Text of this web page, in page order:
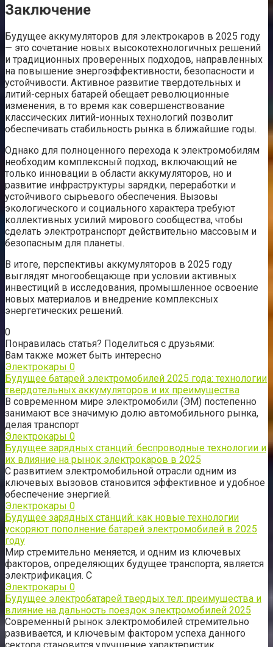
Заключение
Будущее аккумуляторов для электрокаров в 2025 году
— это сочетание новых высокотехнологичных решений
и традиционных проверенных подходов, направленных
на повышение энергоэффективности, безопасности и
устойчивости. Активное развитие твердотельных и
литий-серных батарей обещает революционные
изменения, в то время как совершенствование
классических литий-ионных технологий позволит
обеспечивать стабильность рынка в ближайшие годы.
Однако для полноценного перехода к электромобилям
необходим комплексный подход, включающий не
только инновации в области аккумуляторов, но и
развитие инфраструктуры зарядки, переработки и
устойчивого сырьевого обеспечения. Вызовы
экологического и социального характера требуют
коллективных усилий мирового сообщества, чтобы
сделать электротранспорт действительно массовым и
безопасным для планеты.
В итоге, перспективы аккумуляторов в 2025 году
выглядят многообещающе при условии активных
инвестиций в исследования, промышленное освоение
новых материалов и внедрение комплексных
энергетических решений.
0
Понравилась статья? Поделиться с друзьями:
Вам также может быть интересно
Электрокары 0
Будущее батарей электромобилей 2025 года: технологии
твердотельных аккумуляторов и их преимущества
В современном мире электромобили (ЭМ) постепенно
занимают все значимую долю автомобильного рынка,
делая транспорт
Электрокары 0
Будущее зарядных станций: беспроводные технологии и
их влияние на рынок электрокаров в 2025
С развитием электромобильной отрасли одним из
ключевых вызовов становится эффективное и удобное
обеспечение энергией.
Электрокары 0
Будущее зарядных станций: как новые технологии
ускоряют пополнение батарей электромобилей в 2025
году
Мир стремительно меняется, и одним из ключевых
факторов, определяющих будущее транспорта, является
электрификация. С
Электрокары 0
Будущее электробатарей твердых тел: преимущества и
влияние на дальность поездок электромобилей 2025
Современный рынок электромобилей стремительно
развивается, и ключевым фактором успеха данного
сектора становится улучшение характеристик